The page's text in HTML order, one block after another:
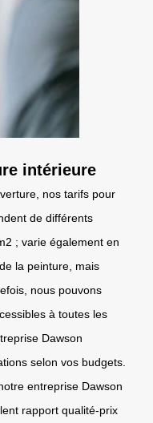
intérieure
nos tarifs pour
de différents
; varie également en
la peinture, mais
nous pouvons
à toutes les
Dawson
selon vos budgets.
entreprise Dawson
rapport qualité-prix